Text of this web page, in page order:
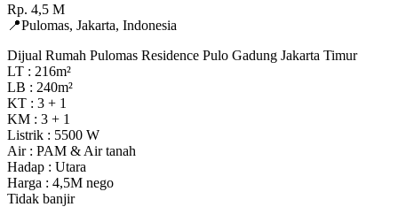
Rp. 4,5 M
📍Pulomas, Jakarta, Indonesia
Dijual Rumah Pulomas Residence Pulo Gadung Jakarta Timur
LT : 216m²
LB : 240m²
KT : 3 + 1
KM : 3 + 1
Listrik : 5500 W
Air : PAM & Air tanah
Hadap : Utara
Harga : 4,5M nego
Tidak banjir